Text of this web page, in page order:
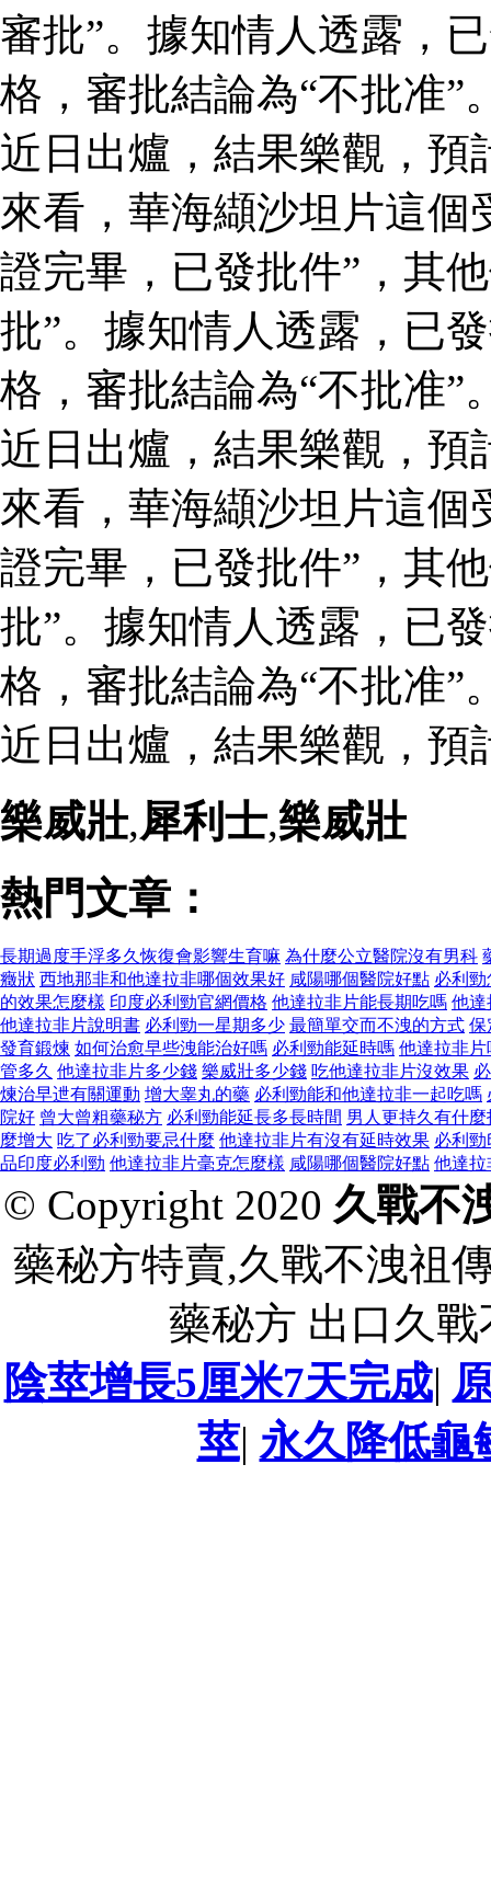
審批”。據知情人透露，
格，審批結論為“不批准”
近日出爐，結果樂觀，預
來看，華海纈沙坦片這個
證完畢，已發批件”，其
批”。據知情人透露，已
格，審批結論為“不批准”
近日出爐，結果樂觀，預
來看，華海纈沙坦片這個
證完畢，已發批件”，其
批”。據知情人透露，已
格，審批結論為“不批准”
近日出爐，結果樂觀，預
樂威壯,犀利士,樂威壯
熱門文章：
長期過度手浮多久恢復會影響生育嘛 為什麼公立醫院沒有男科
癥狀 西地那非和他達拉非哪個效果好 咸陽哪個醫院好點 必利
的效果怎麼樣 印度必利勁官網價格 他達拉非片能長期吃嗎 他達
他達拉非片說明書 必利勁一星期多少 最簡單交而不洩的方式 保
發育鍛煉 如何治愈早些洩能治好嗎 必利勁能延時嗎 他達拉非
管多久 他達拉非片多少錢 樂威壯多少錢 吃他達拉非片沒效果
煉治早迣有關運動 增大睾丸的藥 必利勁能和他達拉非一起吃嗎
院好 曾大曾粗藥秘方 必利勁能延長多長時間 男人更持久有什麼
麼增大 吃了必利勁要忌什麼 他達拉非片有沒有延時效果 必利
品印度必利勁 他達拉非片毫克怎麼樣 咸陽哪個醫院好點 他達拉
© Copyright 2020 久戰不
藥秘方特賣,久戰不洩祖
藥秘方 出口久
陰莖增長5厘米7天完成|
莖| 永久降低龜